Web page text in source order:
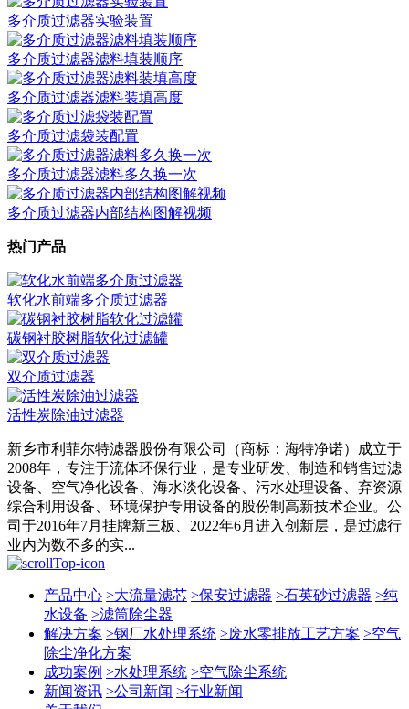
多介质过滤器实验装置
多介质过滤器滤料填装顺序
多介质过滤器滤料装填高度
多介质过滤袋装配置
多介质过滤器滤料多久换一次
多介质过滤器内部结构图解视频
热门产品
软化水前端多介质过滤器
碳钢衬胶树脂软化过滤罐
双介质过滤器
活性炭除油过滤器
新乡市利菲尔特滤器股份有限公司（商标：海特净诺）成立于
2008年，专注于流体环保行业，是专业研发、制造和销售过滤
设备、空气净化设备、海水淡化设备、污水处理设备、弃资源
综合利用设备、环境保护专用设备的股份制高新技术企业。公
司于2016年7月挂牌新三板、2022年6月进入创新层，是过滤行
业内为数不多的实...
产品中心 >大流量滤芯 >保安过滤器 >石英砂过滤器 >纯
水设备 >滤筒除尘器
解决方案 >钢厂水处理系统 >废水零排放工艺方案 >空气
除尘净化方案
成功案例 >水处理系统 >空气除尘系统
新闻资讯 >公司新闻 >行业新闻